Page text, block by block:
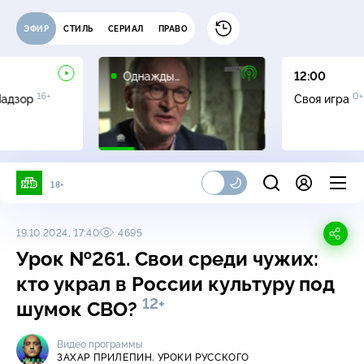
ЭФИР СТИЛЬ СЕРИАЛ ПРАВО
16+
Однажды…
16+
12:00
Своя игра 0+
18+
19.10.2024, 17:40 4695
Урок №261. Свои среди чужих:
кто украл в России культуру под
шумок СВО? 12+
Видео программы
ЗАХАР ПРИЛЕПИН. УРОКИ РУССКОГО